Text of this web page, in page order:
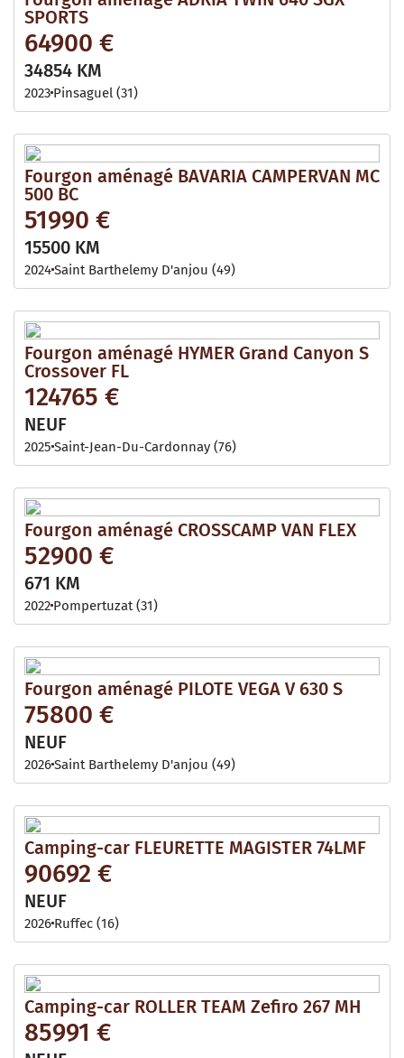
SPORTS
64900 €
34854 KM
2023 Pinsaguel (31)
Fourgon aménagé BAVARIA CAMPERVAN MC
500 BC
51990 €
15500 KM
2024Saint Barthelemy D'anjou (49)
Fourgon aménagé HYMER Grand Canyon S
Crossover FL
124765 €
NEUF
2025 Saint-Jean-Du-Cardonnay (76)
Fourgon aménagé CROSSCAMP VAN FLEX
52900 €
671 KM
2022 Pompertuzat (31)
Fourgon aménagé PILOTE VEGA V 630 S
75800 €
NEUF
2026Saint Barthelemy D'anjou (49)
Camping-car FLEURETTE MAGISTER 74LMF
90692 €
NEUF
2026 Ruffec (16)
Camping-car ROLLER TEAM Zefiro 267 MH
85991 €